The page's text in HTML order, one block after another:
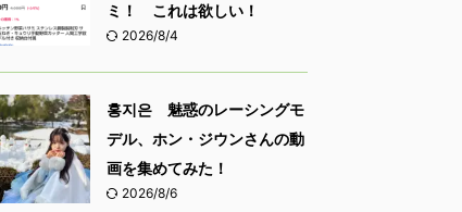
ミ！ これは欲しい！
2026/8/4
홍지은 魅惑のレーシングモ
デル、ホン・ジウンさんの動
画を集めてみた！
2026/8/6